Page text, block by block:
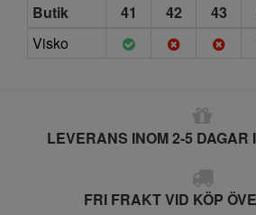
Butik
41 42 43
Visko
LEVERANS INOM 2-5 DAGAR
FRI FRAKT VID KÖP